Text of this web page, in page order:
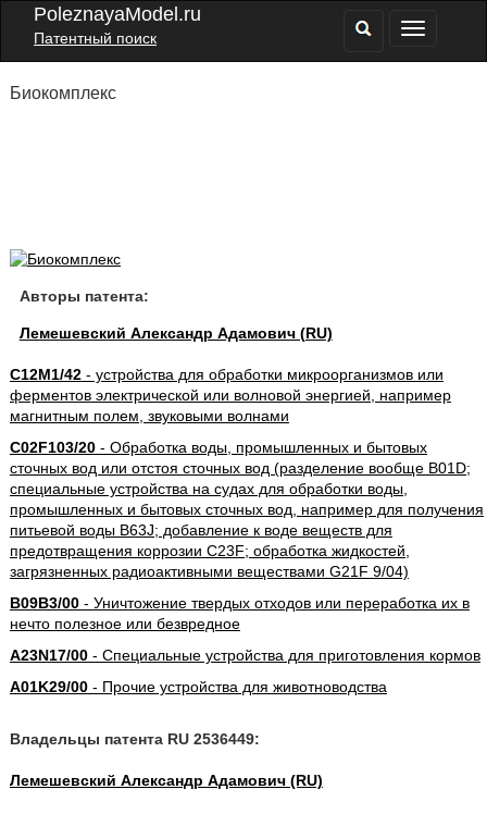
PoleznayaModel.ru
Патентный поиск
Биокомплекс
Авторы патента:
Лемешевский Александр Адамович (RU)
C12M1/42- устройства для обработки микроорганизмов или
ферментов электрической или волновой энергией, например
магнитным полем, звуковыми волнами
C02F103/20- Обработка воды, промышленных и бытовых
сточных вод или отстоя сточных вод (разделение вообще B01D;
специальные устройства на судах для обработки воды,
промышленных и бытовых сточных вод, например для получения
питьевой воды B63J; добавление к воде веществ для
предотвращения коррозии C23F; обработка жидкостей,
загрязненных радиоактивными веществами G21F 9/04)
B09B3/00- Уничтожение твердых отходов или переработка их в
нечто полезное или безвредное
A23N17/00- Специальные устройства для приготовления кормов
A01K29/00- Прочие устройства для животноводства
Владельцы патента RU 2536449:
Лемешевский Александр Адамович (RU)